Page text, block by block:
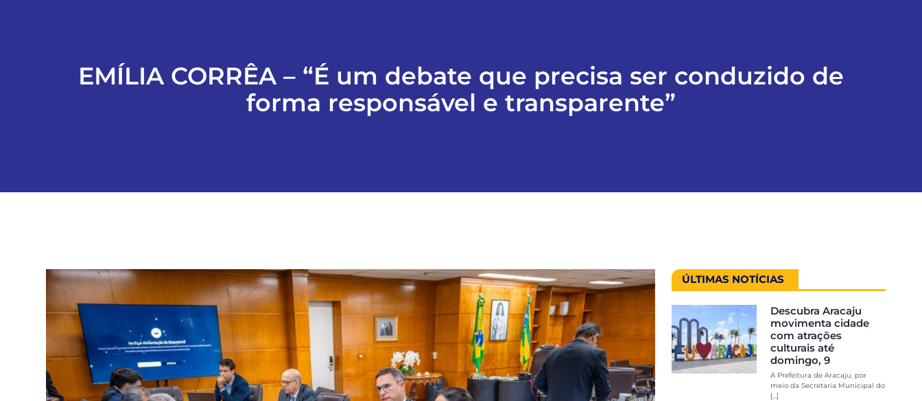
EMÍLIA CORRÊA – “É um debate que precisa ser conduzido de
forma responsável e transparente”
ÚLTIMAS NOTÍCIAS
Descubra Aracaju
movimenta cidade
com atrações
culturais até
domingo, 9
A Prefeitura de Aracaju, por
meio da Secretaria Municipal do
[...]